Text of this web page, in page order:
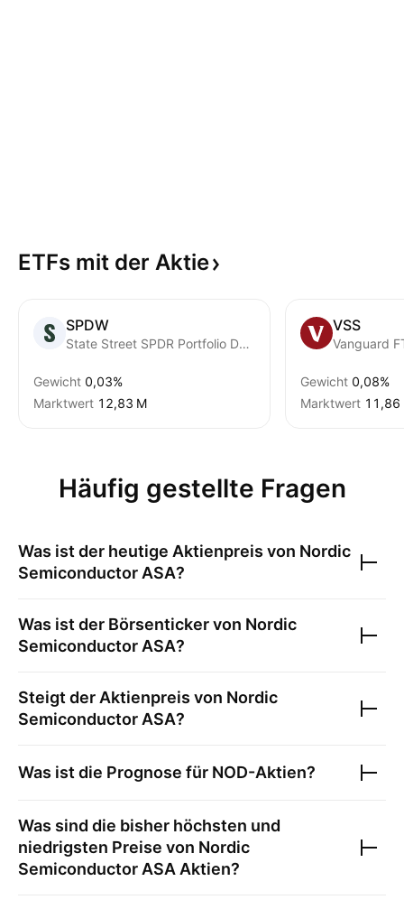
ETFs mit der Aktie
SPDW
State Street SPDR Portfolio Developed World ex-US ETF
Gewicht 0,03%
Marktwert ‪12,83 M‬
VSS
Gewicht 0,08%
Marktwert ‪11,86
Häufig gestellte Fragen
Was ist der heutige Aktienpreis von Nordic
Semiconductor ASA?
Was ist der Börsenticker von Nordic
Semiconductor ASA?
Steigt der Aktienpreis von Nordic
Semiconductor ASA?
Was ist die Prognose für NOD-Aktien?
Was sind die bisher höchsten und
niedrigsten Preise von Nordic
Semiconductor ASA Aktien?